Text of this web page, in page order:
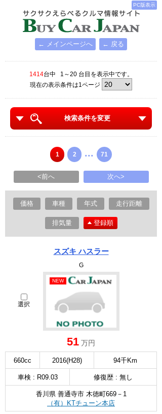
PC版表示
← メインページへ ← 戻る
1414台中 1～20 台目を表示中です。
現在の表示条件は1ページ
検索条件を変更
1 2 ... 71
<前へ 次へ>
価格 車種 年式 走行距離
排気量 登録順
スズキ ハスラー
G
選択
NEW
51 万円
660cc 2016(H28) 94千Km
車検 : R09.03 修復歴 : 無し
香川県 善通寺市 木徳町669－1
（有）KTチューン本店